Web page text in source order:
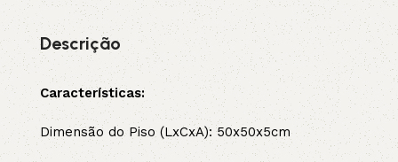
Descrição
Características:
Dimensão do Piso (LxCxA): 50x50x5cm